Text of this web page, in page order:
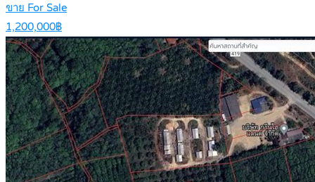
ขาย For Sale
1,200,000฿